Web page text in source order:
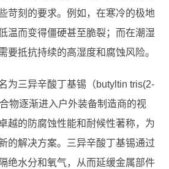
苛刻的要求。例如，在寒冷的极地
温而变得僵硬甚至脆裂；而在潮湿
要抵抗持续的高湿度和腐蚀风险。
为三异辛酸丁基锡（butyltin tris(2-
物逐渐进入户外装备制造商的视
越的防腐蚀性能和耐候性著称，为
的解决方案。三异辛酸丁基锡通过
绝水分和氧气，从而延缓金属部件